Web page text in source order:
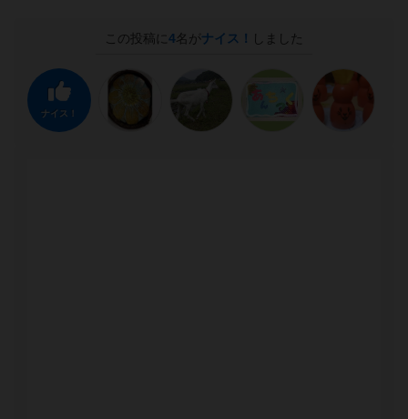
この投稿に 4名がナイス！ しました
ナイス！